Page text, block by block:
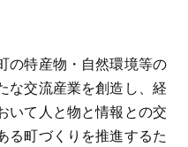
の特産物・自然環境等の
な交流産業を創造し、経
いて人と物と情報との交
る町づくりを推進するた